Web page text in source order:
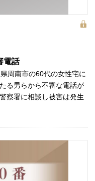
電話
周南市の60代の女性宅に
る男らから不審な電話が
察署に相談し被害は発生